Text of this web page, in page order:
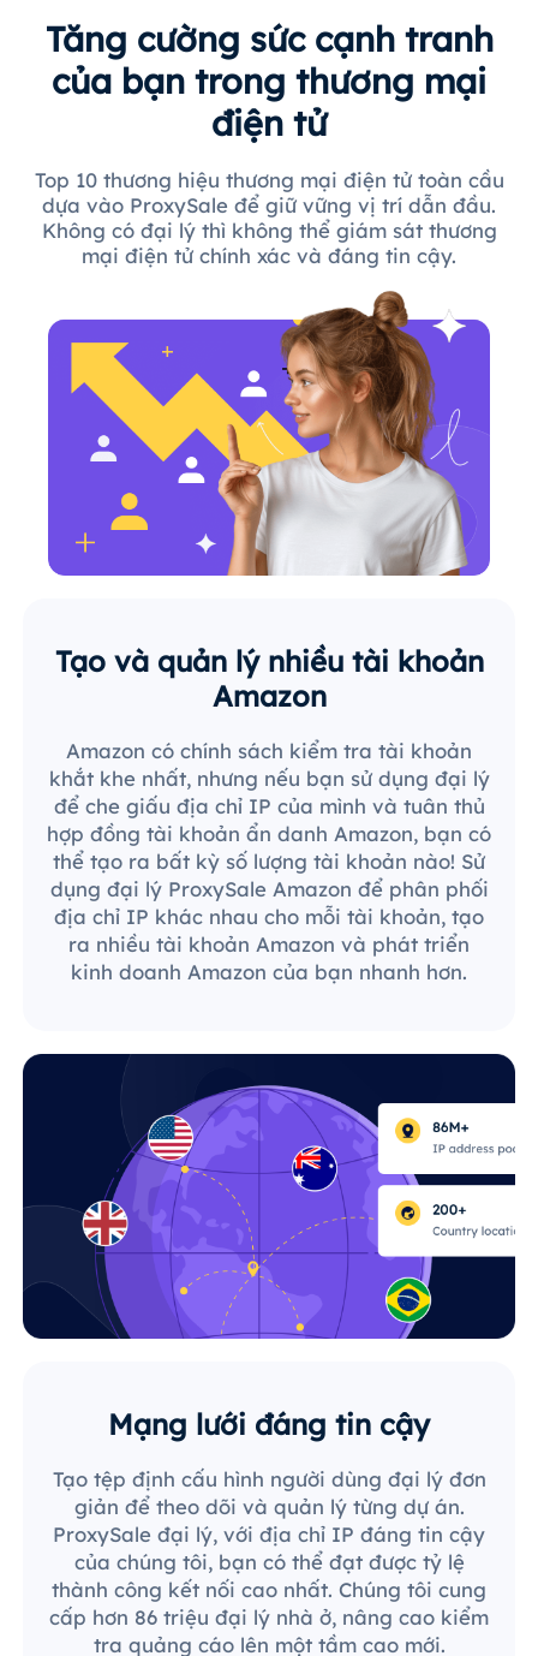
Tăng cường sức cạnh tranh
của bạn trong thương mại
điện tử
Top 10 thương hiệu thương mại điện tử toàn cầu
dựa vào ProxySale để giữ vững vị trí dẫn đầu.
Không có đại lý thì không thể giám sát thương
mại điện tử chính xác và đáng tin cậy.
Tạo và quản lý nhiều tài khoản
Amazon
Amazon có chính sách kiểm tra tài khoản
khắt khe nhất, nhưng nếu bạn sử dụng đại lý
để che giấu địa chỉ IP của mình và tuân thủ
hợp đồng tài khoản ẩn danh Amazon, bạn có
thể tạo ra bất kỳ số lượng tài khoản nào! Sử
dụng đại lý ProxySale Amazon để phân phối
địa chỉ IP khác nhau cho mỗi tài khoản, tạo
ra nhiều tài khoản Amazon và phát triển
kinh doanh Amazon của bạn nhanh hơn.
Mạng lưới đáng tin cậy
Tạo tệp định cấu hình người dùng đại lý đơn
giản để theo dõi và quản lý từng dự án.
ProxySale đại lý, với địa chỉ IP đáng tin cậy
của chúng tôi, bạn có thể đạt được tỷ lệ
thành công kết nối cao nhất. Chúng tôi cung
cấp hơn 86 triệu đại lý nhà ở, nâng cao kiểm
tra quảng cáo lên một tầm cao mới.